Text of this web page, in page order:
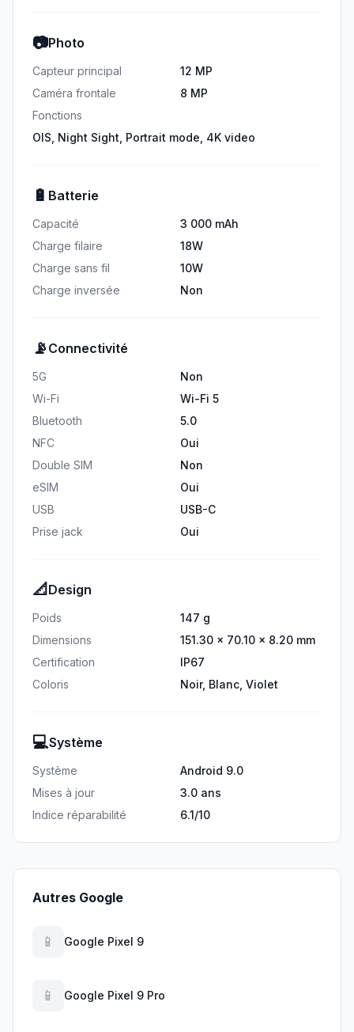
📷Photo
Capteur principal
12 MP
Caméra frontale
8 MP
Fonctions
OIS, Night Sight, Portrait mode, 4K video
🔋 Batterie
Capacité
3 000 mAh
Charge filaire
18W
Charge sans fil
10W
Charge inversée
Non
📡 Connectivité
5G
Non
Wi-Fi
Wi-Fi 5
Bluetooth
5.0
NFC
Oui
Double SIM
Non
eSIM
Oui
USB
USB-C
Prise jack
Oui
📐 Design
Poids
147 g
Dimensions
151.30 × 70.10 × 8.20 mm
Certification
IP67
Coloris
Noir, Blanc, Violet
💻Système
Système
Android 9.0
Mises à jour
3.0 ans
Indice réparabilité
6.1/10
Autres Google
📱 Google Pixel 9
📱 Google Pixel 9 Pro